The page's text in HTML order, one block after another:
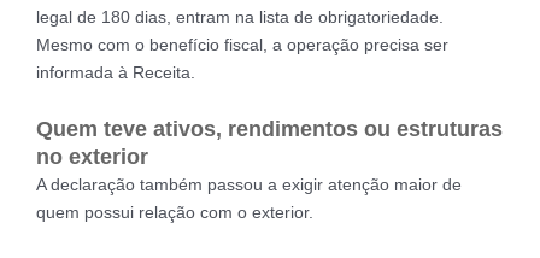
legal de 180 dias, entram na lista de obrigatoriedade.
Mesmo com o benefício fiscal, a operação precisa ser
informada à Receita.
Quem teve ativos, rendimentos ou estruturas
no exterior
A declaração também passou a exigir atenção maior de
quem possui relação com o exterior.